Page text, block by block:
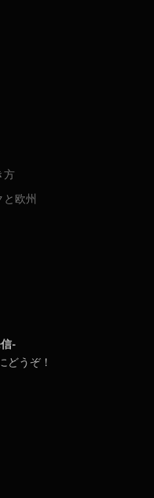
方
と欧州
-
どうぞ！